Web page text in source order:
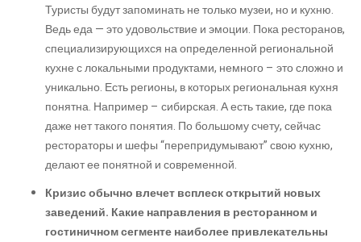
Туристы будут запоминать не только музеи, но и кухню.
Ведь еда — это удовольствие и эмоции. Пока ресторанов,
специализирующихся на определенной региональной
кухне с локальными продуктами, немного – это сложно и
уникально. Есть регионы, в которых региональная кухня
понятна. Например – сибирская. А есть такие, где пока
даже нет такого понятия. По большому счету, сейчас
рестораторы и шефы “перепридумывают” свою кухню,
делают ее понятной и современной.
Кризис обычно влечет всплеск открытий новых
заведений. Какие направления в ресторанном и
гостиничном сегменте наиболее привлекательны